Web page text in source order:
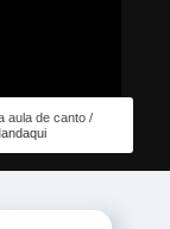
aula de canto